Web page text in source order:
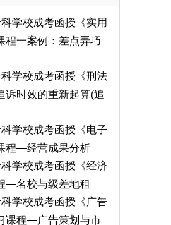
学校成考函授《实用
程一案例：差点弄巧
学校成考函授《刑法
时效的重新起算(追
学校成考函授《电子
程—经营成果分析
学校成考函授《经济
—名校与级差地租
学校成考函授《广告
课程—广告策划与市